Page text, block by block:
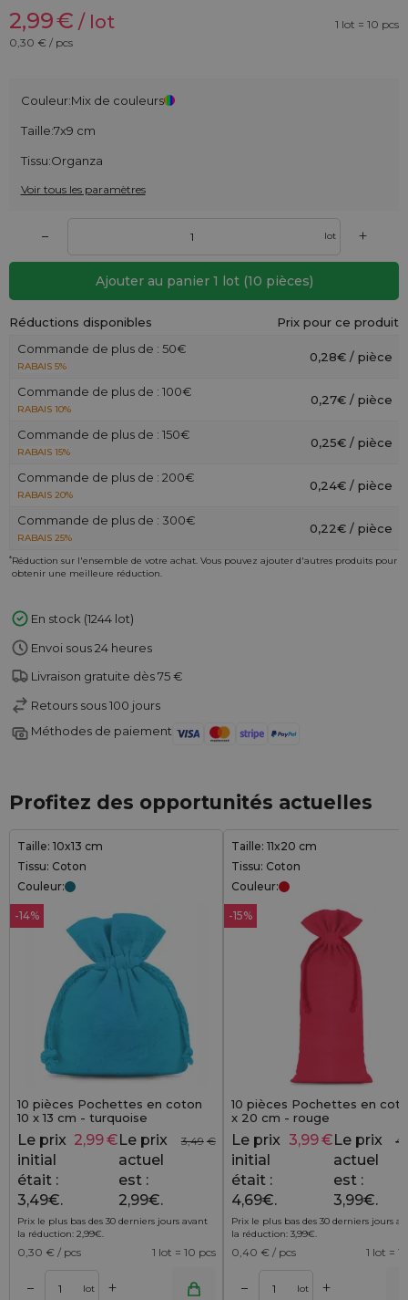
2,99€ / lot
1 lot = 10 pcs
0,30 € / pcs
Couleur:Mix de couleurs
Taille:7x9 cm
Tissu:Organza
Voir tous les paramètres
– lot +
Ajouter au panier 1 lot (10 pièces)
Réductions disponibles
Prix pour ce produit
Commande de plus de : 50€
RABAIS 5%
0,28€ / pièce
Commande de plus de : 100€
RABAIS 10%
0,27€ / pièce
Commande de plus de : 150€
RABAIS 15%
0,25€ / pièce
Commande de plus de : 200€
RABAIS 20%
0,24€ / pièce
Commande de plus de : 300€
RABAIS 25%
0,22€ / pièce
*Réduction sur l'ensemble de votre achat. Vous pouvez ajouter d'autres produits pour
obtenir une meilleure réduction.
En stock (1244 lot)
Envoi sous 24 heures
Livraison gratuite dès 75 €
Retours sous 100 jours
Méthodes de paiement
Profitez des opportunités actuelles
Taille: 10x13 cm
Tissu: Coton
Couleur:
-14%
10 pièces Pochettes en coton
10 x 13 cm - turquoise
3,49 €
Le prix
initial
était :
3,49€.
2,99€ Le prix
actuel
est :
2,99€.
Prix le plus bas des 30 derniers jours avant
la réduction: 2,99€.
0,30 € / pcs 1 lot = 10 pcs
– lot +
Taille: 11x20 cm
Tissu: Coton
Couleur:
-15%
10 pièces Pochettes en
x 20 cm - rouge
Le prix
initial
était :
4,69€.
3,99€ Le prix
actuel
est :
3,99€.
Prix le plus bas des 30 derniers jours
la réduction: 3,99€.
0,40 € / pcs 1 lot =
– lot +
Ajouter au panier